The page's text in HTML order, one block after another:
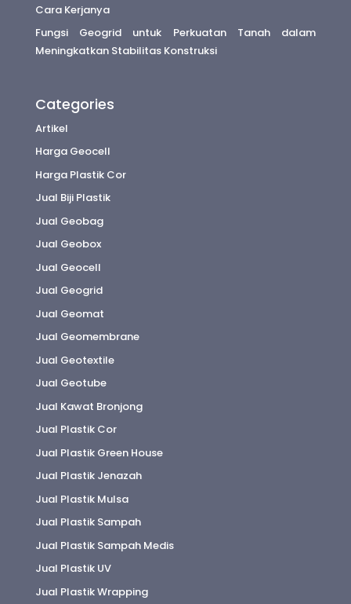
Cara Kerjanya
Fungsi Geogrid untuk Perkuatan Tanah dalam
Meningkatkan Stabilitas Konstruksi
Categories
Artikel
Harga Geocell
Harga Plastik Cor
Jual Biji Plastik
Jual Geobag
Jual Geobox
Jual Geocell
Jual Geogrid
Jual Geomat
Jual Geomembrane
Jual Geotextile
Jual Geotube
Jual Kawat Bronjong
Jual Plastik Cor
Jual Plastik Green House
Jual Plastik Jenazah
Jual Plastik Mulsa
Jual Plastik Sampah
Jual Plastik Sampah Medis
Jual Plastik UV
Jual Plastik Wrapping